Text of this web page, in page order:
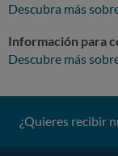
Descubra más
Información para
Descubre más
¿Quieres recibir